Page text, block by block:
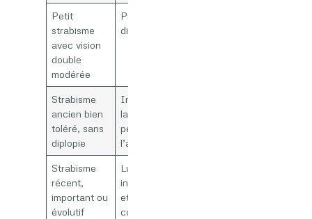
Petit
strabisme
avec vision
double
modérée
Prismes utiles pour
diminuer la diplopie
Strabisme
ancien bien
toléré, sans
diplopie
Impact surtout sur
la qualité visuelle,
peu sur
l’alignement
Strabisme
récent,
important ou
évolutif
Lunettes
insuffisantes ; bilan
et traitements
complémentaires